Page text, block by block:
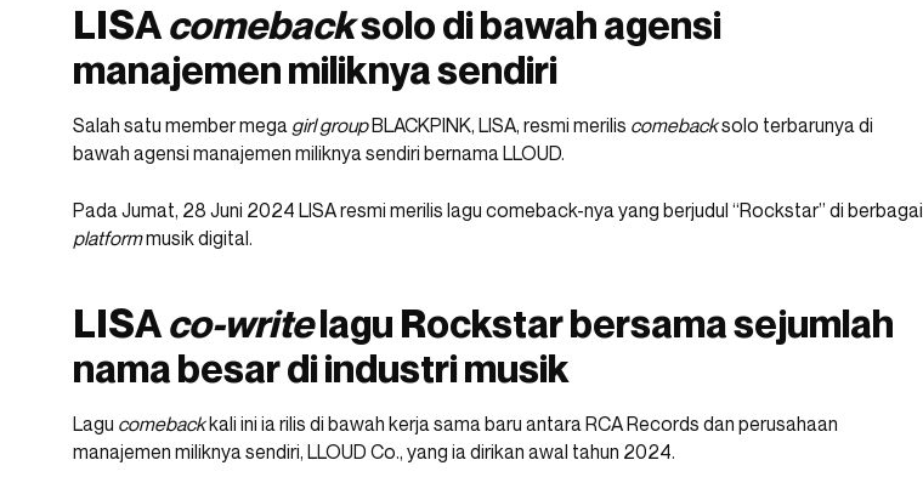
LISAcomebacksolo di bawah agensi
manajemen miliknya sendiri
Salah satu member mega girl groupBLACKPINK, LISA, resmi merilis comebacksolo terbarunya di
bawah agensi manajemen miliknya sendiri bernama LLOUD.
Pada Jumat, 28 Juni 2024 LISA resmi merilis lagu comeback-nya yang berjudul “Rockstar” di berbagai
platformmusik digital.
LISAco-writelagu Rockstar bersama sejumlah
nama besar di industri musik
Lagu comebackkali ini ia rilis di bawah kerja sama baru antara RCA Records dan perusahaan
manajemen miliknya sendiri, LLOUD Co., yang ia dirikan awal tahun 2024.